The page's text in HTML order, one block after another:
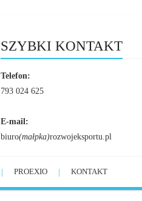
SZYBKI KONTAKT
Telefon:
793 024 625
E-mail:
biuro(małpka)rozwojeksportu.pl
PROEXIO KONTAKT